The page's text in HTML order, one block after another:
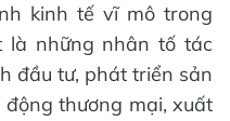
kinh tế vĩ mô trong
là những nhân tố tác
đầu tư, phát triển sản
thương mại, xuất